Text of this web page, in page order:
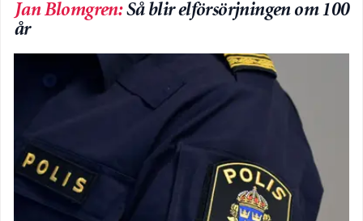
Jan Blomgren:Så blir elförsörjningen om 100
år